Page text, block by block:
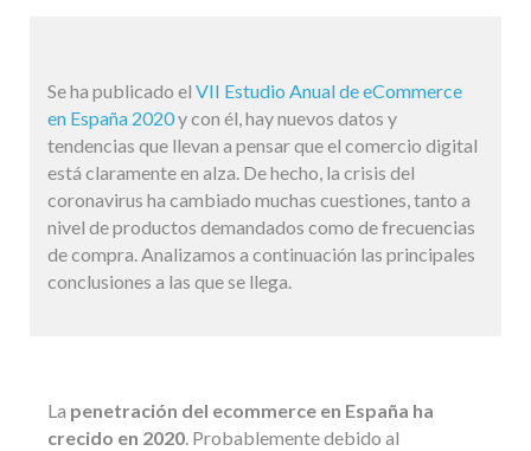
Se ha publicado el VII Estudio Anual de eCommerce
en España 2020y con él, hay nuevos datos y
tendencias que llevan a pensar que el comercio digital
está claramente en alza. De hecho, la crisis del
coronavirus ha cambiado muchas cuestiones, tanto a
nivel de productos demandados como de frecuencias
de compra. Analizamos a continuación las principales
conclusiones a las que se llega.
La penetración del ecommerce en España ha
crecido en 2020. Probablemente debido al